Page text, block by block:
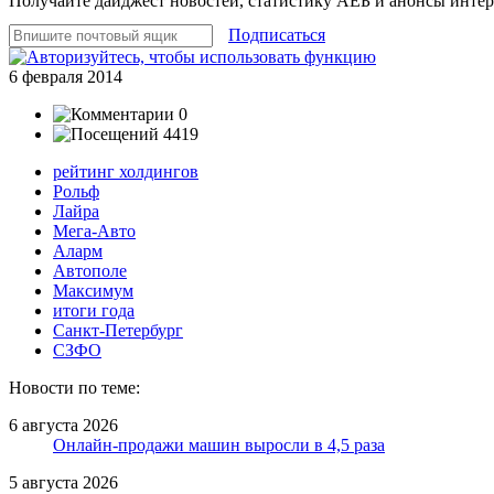
Подписаться
6 февраля 2014
0
4419
рейтинг холдингов
Рольф
Лайра
Мега-Авто
Аларм
Автополе
Максимум
итоги года
Санкт-Петербург
СЗФО
Новости по теме:
6 августа 2026
Онлайн-продажи машин выросли в 4,5 раза
5 августа 2026